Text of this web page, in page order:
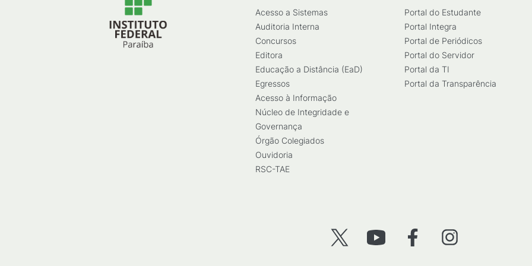
Acesso a Sistemas
Auditoria Interna
Concursos
Editora
Educação a Distância (EaD)
Egressos
Acesso à Informação
Núcleo de Integridade e
Governança
Órgão Colegiados
Ouvidoria
RSC-TAE
Portal do Estudante
Portal Integra
Portal de Periódicos
Portal do Servidor
Portal da TI
Portal da Transparência